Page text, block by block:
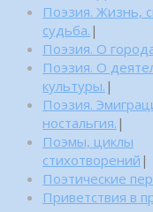
Поэзия. Жизнь,
судьба. |
Поэзия. О
Поэзия. О
культуры. |
Поэзия.
ностальгия. |
Поэмы, циклы
стихотворений |
Поэтические
Приветствия в